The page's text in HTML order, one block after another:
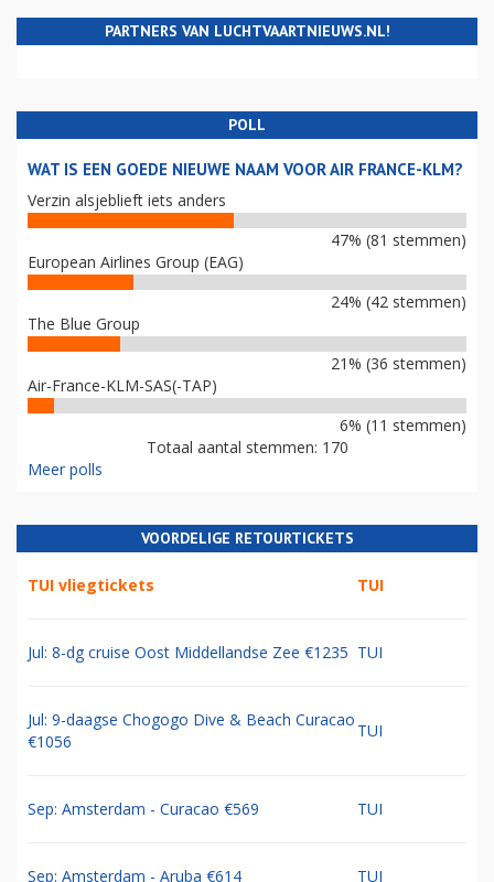
PARTNERS VAN LUCHTVAARTNIEUWS.NL!
POLL
WAT IS EEN GOEDE NIEUWE NAAM VOOR AIR FRANCE-KLM?
Verzin alsjeblieft iets anders
47% (81 stemmen)
European Airlines Group (EAG)
24% (42 stemmen)
The Blue Group
21% (36 stemmen)
Air-France-KLM-SAS(-TAP)
6% (11 stemmen)
Totaal aantal stemmen: 170
Meer polls
VOORDELIGE RETOURTICKETS
TUI vliegtickets TUI
Jul: 8-dg cruise Oost Middellandse Zee €1235 TUI
Jul: 9-daagse Chogogo Dive & Beach Curacao
€1056
TUI
Sep: Amsterdam - Curacao €569 TUI
Sep: Amsterdam - Aruba €614 TUI